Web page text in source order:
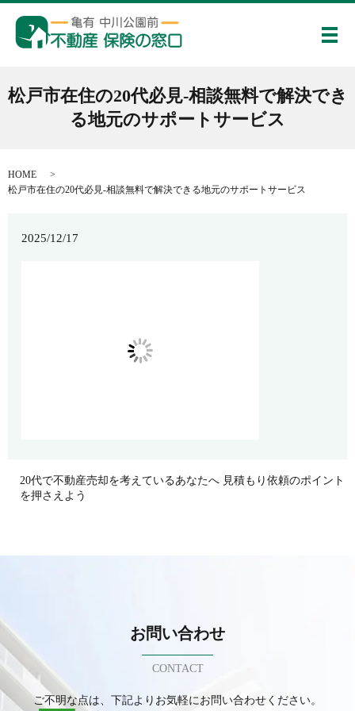
メ
松戸市在住の20代必見-相談無料で解決でき
る地元のサポートサービス
HOME
松戸市在住の20代必見-相談無料で解決できる地元のサポートサービス
2025/12/17
20代で不動産売却を考えているあなたへ 見積もり依頼のポイント
を押さえよう
お問い合わせ
CONTACT
ご不明な点は、下記よりお気軽にお問い合わせください。